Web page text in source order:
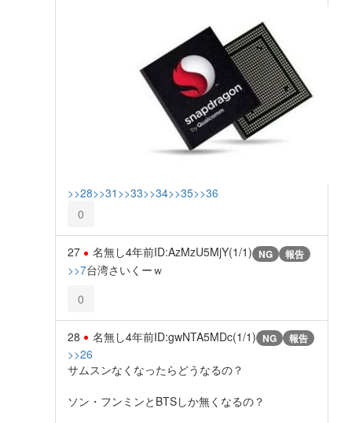
>>28>>31 >>33>>34>>35>>36
0
27 名無し4年前ID:AzMzU5MjY(1/1) NG 報告
>>7台湾さいくーｗ
0
28 名無し4年前ID:gwNTA5MDc(1/1) NG 報告
>>26
サムスンなくなったらどうなるの？
ソン・フンミンとBTSしか無くなるの？